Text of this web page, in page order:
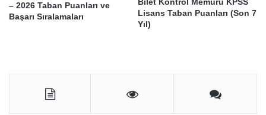
– 2026 Taban Puanları ve
Başarı Sıralamaları
Lisans Taban Puanları (Son 7
Yıl)